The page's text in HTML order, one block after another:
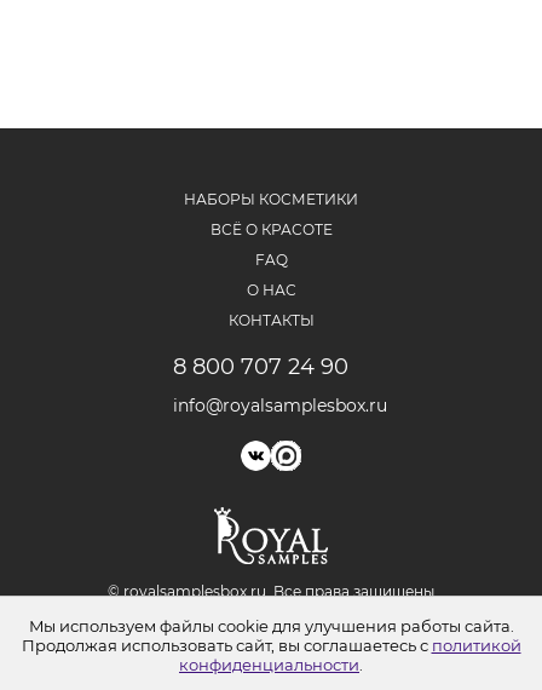
Мы используем файлы cookie для улучшения работы сайта.
Продолжая использовать сайт, вы соглашаетесь с политикой
конфиденциальности
НАБОРЫ КОСМЕТИКИ
ВСЁ О КРАСОТЕ
FAQ
О НАС
КОНТАКТЫ
8 800 707 24 90
info@royalsamplesbox.ru
© royalsamplesbox.ru. Bce права защищены
Политика обработки персональных данных
Согласие на обработку персональных данных